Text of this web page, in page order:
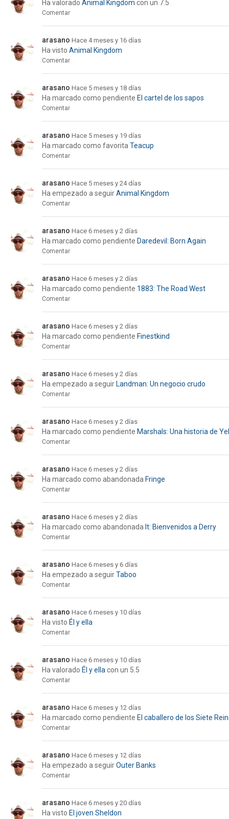
Ha valorado Animal Kingdom con un 7.5
Comentar
arasano Hace 4 meses y 16 días
Ha visto Animal Kingdom
Comentar
arasano Hace 5 meses y 18 días
Ha marcado como pendiente El cartel de los sapos
Comentar
arasano Hace 5 meses y 19 días
Ha marcado como favorita Teacup
Comentar
arasano Hace 5 meses y 24 días
Ha empezado a seguirAnimal Kingdom
Comentar
arasano Hace 6 meses y 2 días
Ha marcado como pendiente Daredevil: Born Again
Comentar
arasano Hace 6 meses y 2 días
Ha marcado como pendiente 1883: The Road West
Comentar
arasano Hace 6 meses y 2 días
Ha marcado como pendiente Finestkind
Comentar
arasano Hace 6 meses y 2 días
Ha empezado a seguir Landman: Un negocio crudo
Comentar
arasano Hace 6 meses y 2 días
Ha marcado como pendiente Marshals: Una historia de
Comentar
arasano Hace 6 meses y 2 días
Ha marcado como abandonada Fringe
Comentar
arasano Hace 6 meses y 2 días
Ha marcado como abandonada It: Bienvenidos a Derry
Comentar
arasano Hace 6 meses y 6 días
Ha empezado a seguirTaboo
Comentar
arasano Hace 6 meses y 10 días
Ha visto Él y ella
Comentar
arasano Hace 6 meses y 10 días
Ha valorado Él y ella con un 5.5
Comentar
arasano Hace 6 meses y 12 días
Ha marcado como pendiente El caballero de los Siete
Comentar
arasano Hace 6 meses y 12 días
Ha empezado a seguirOuter Banks
Comentar
arasano Hace 6 meses y 20 días
Ha visto El joven Sheldon